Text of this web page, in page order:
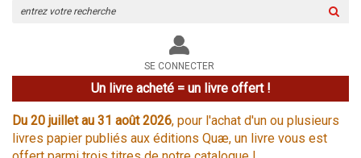
le
site
SE CONNECTER
Un livre acheté = un livre offert !
Du 20 juillet au 31 août 2026, pour l'achat d'un ou plusieurs
livres papier publiés aux éditions Quæ, un livre vous est